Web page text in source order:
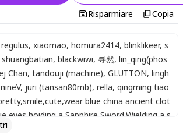
Risparmiare Copia
, xiaomao, homura2414, blinklikeer, s
shuangbatian, blackwiwi, 寻然, lin_qing(phos
Chan, tandouji (machine), GLUTTON, lingh
nineV, juri (tansan80mb), rella, qingming tiao
,smile,cute,wear blue china ancient clot
eyes hoiding a Sapphire Sword Wielding a s